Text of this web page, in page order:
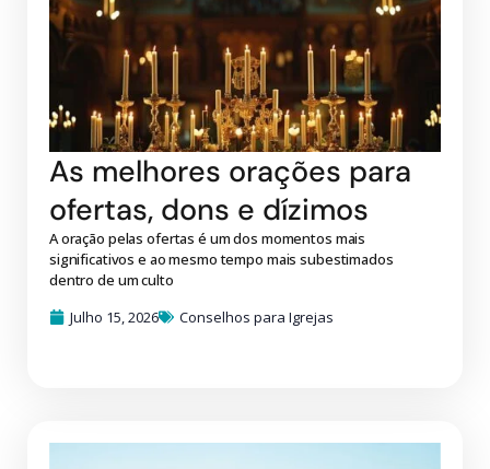
As melhores orações para
ofertas, dons e dízimos
A oração pelas ofertas é um dos momentos mais
significativos e ao mesmo tempo mais subestimados
dentro de um culto
Julho 15, 2026
Conselhos para Igrejas